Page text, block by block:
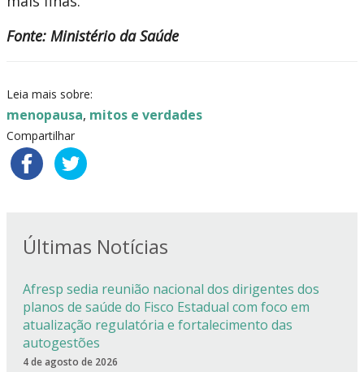
Fonte: Ministério da Saúde
Leia mais sobre:
menopausa, mitos e verdades
Compartilhar
Últimas Notícias
Afresp sedia reunião nacional dos dirigentes dos
planos de saúde do Fisco Estadual com foco em
atualização regulatória e fortalecimento das
autogestões
4 de agosto de 2026